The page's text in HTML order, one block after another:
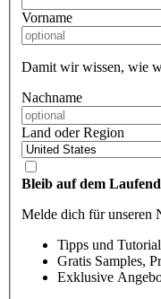
Vorname
Damit wir wissen, wie
Nachname
Land oder Region
Bleib auf dem
Melde dich für unseren
Tipps und
Gratis Samples,
Exklusive